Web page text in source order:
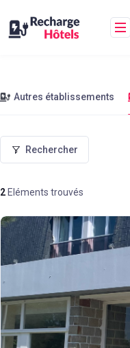
Autres établissements
Rechercher
2 Eléments trouvés